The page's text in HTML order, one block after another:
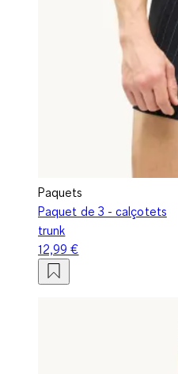
Paquets
Paquet de 3 - calçotets
trunk
12,99 €